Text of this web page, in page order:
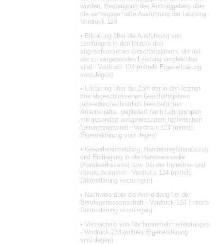
wurden; Bestätigung des Auftraggebers über
die vertragsgemäße Ausführung der Leistung -
Vordruck 124
• Erklärung über die Ausführung von
Leistungen in den letzten drei
abgeschlossenen Geschäftsjahren, die mit
der zu vergebenden Leistung vergleichbar
sind - Vordruck 124 (mittels Eigenerklärung
vorzulegen)
• Erklärung über die Zahl der in den letzten
drei abgeschlossenen Geschäftsjahren
jahresdurchschnittlich beschäftigten
Arbeitskräfte, gegliedert nach Lohngruppen
mit gesondert ausgewiesenem technischen
Leitungspersonal - Vordruck 124 (mittels
Eigenerklärung vorzulegen)
• Gewerbeanmeldung, Handelsregisterauszug
und Eintragung in der Handwerksrolle
(Handwerkskarte) bzw. bei der Industrie- und
Handelskammer - Vordruck 124 (mittels
Dritterklärung vorzulegen)
• Nachweis über die Anmeldung bei der
Berufsgenossenschaft - Vordruck 124 (mittels
Dritterklärung vorzulegen)
• Verzeichnis von Nachunternehmerleistungen
- Vordruck 233 (mittels Eigenerklärung
vorzulegen)